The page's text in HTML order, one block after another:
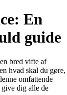
En
guide
bred vifte af
hvad skal du gøre,
omfattende
dig alle de